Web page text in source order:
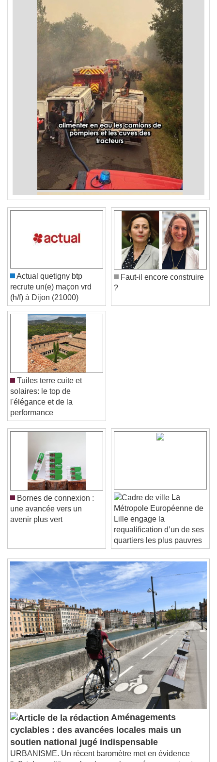
Video Player is loading.
Play Video
Play
Skip Backward
Skip Forward
Unmute
Current Time0:00
/
Stream TypeLIVE
Seek to live, currently behind liveLIVE
Remaining Time-0:00
1x
Playback Rate
Chapters
Chapters
Descriptions
descriptions off, selected
Subtitles
subtitles settings , opens subtitles
settings dialog
subtitles off, selected
Audio Track
Picture-in-Picture
Fullscreen
This is a modal window.
Beginning of dialog window. Escape will cancel
Actual quetigny btp
recrute un(e) maçon vrd
(h/f) à Dijon (21000)
Tuiles terre cuite et
solaires: le top de
l'élégance et de la
performance
Bornes de connexion :
une avancée vers un
La
Métropole Européenne de
Lille engage la
requalification d’un de ses
quartiers les plus pauvres
Aménagements
cyclables : des avancées locales mais un
soutien national jugé indispensable